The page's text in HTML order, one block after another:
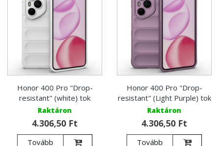
Honor 400 Pro "Drop-
resistant" (white) tok
Raktáron
4.306,50 Ft
Tovább
Honor 400 Pro "Drop-
resistant" (Light Purple) tok
Raktáron
4.306,50 Ft
Tovább